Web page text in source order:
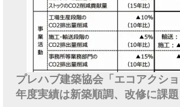
プレハブ建築協会「エコアクシ
年度実績は新築順調、改修に課題